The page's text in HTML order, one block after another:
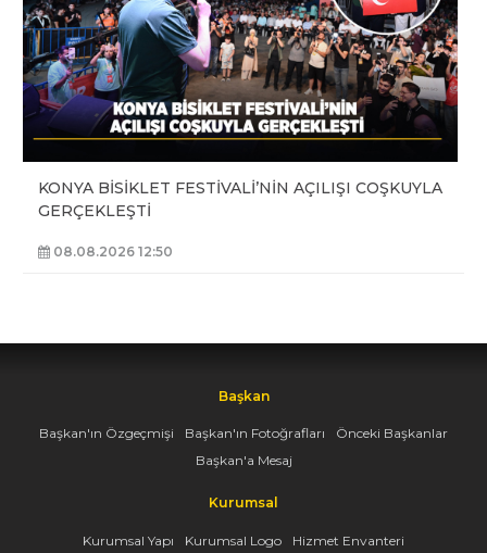
KONYA BİSİKLET FESTİVALİ’NİN AÇILIŞI COŞKUYLA
GERÇEKLEŞTİ
08.08.2026 12:50
Başkan
Başkan'ın Özgeçmişi Başkan'ın Fotoğrafları
Önceki Başkanlar
Başkan'a Mesaj
Kurumsal
Kurumsal Yapı Kurumsal Logo
Hizmet Envanteri